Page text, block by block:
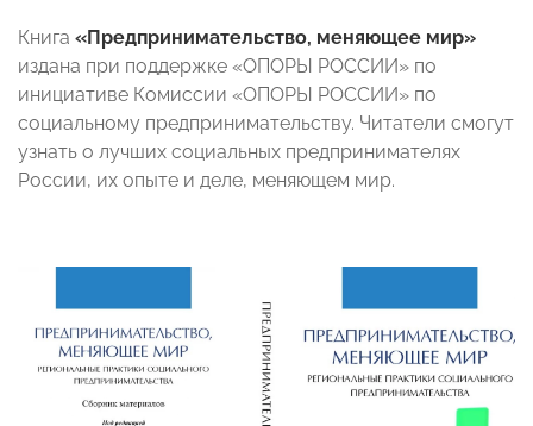
Книга «Предпринимательство, меняющее мир»
издана при поддержке «ОПОРЫ РОССИИ» по
инициативе Комиссии «ОПОРЫ РОССИИ» по
социальному предпринимательству. Читатели смогут
узнать о лучших социальных предпринимателях
России, их опыте и деле, меняющем мир.